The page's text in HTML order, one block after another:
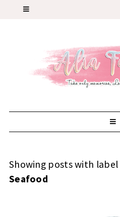
Showing posts with label
Seafood